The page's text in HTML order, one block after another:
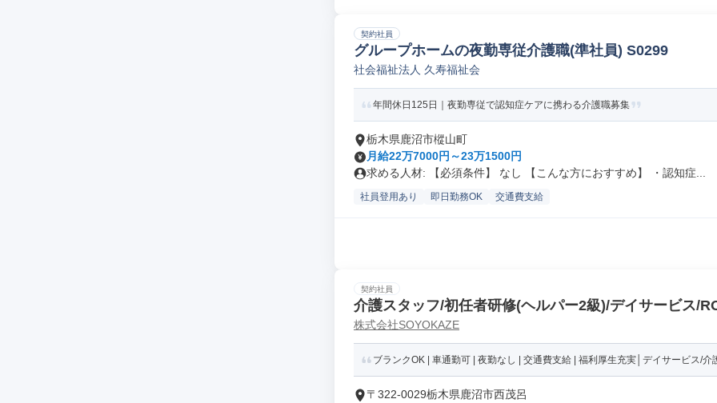
契約社員
グループホームの夜勤専従介護職(準社員) S0299
社会福祉法人 久寿福祉会
年間休日125日｜夜勤専従で認知症ケアに携わる介護職募集
栃木県鹿沼市樅山町
月給22万7000円～23万1500円
求める人材: 【必須条件】 なし 【こんな方におすすめ】 ・認知症...
社員登用あり 即日勤務OK 交通費支給
契約社員
介護スタッフ/初任者研修(ヘルパー2級)/デイサービス/
株式会社SOYOKAZE
ブランクOK | 車通勤可 | 夜勤なし | 交通費支給 | 福利厚生充実│デイサービス/介
〒322-0029栃木県鹿沼市西茂呂